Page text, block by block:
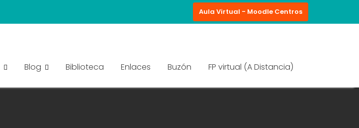
Aula Virtual - Moodle Centros
Blog Biblioteca Enlaces Buzón FP virtual (A Distancia)